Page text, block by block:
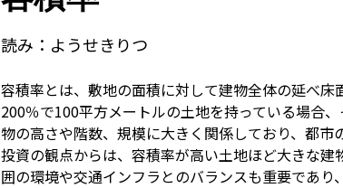
読み： ようせきりつ
容積率とは、敷地の面積に対して建物全体の延べ
200％で100平方メートルの土地を持っている場合
物の高さや階数、規模に大きく関係しており、都
投資の観点からは、容積率が高い土地ほど大きな
囲の環境や交通インフラとのバランスも重要であり